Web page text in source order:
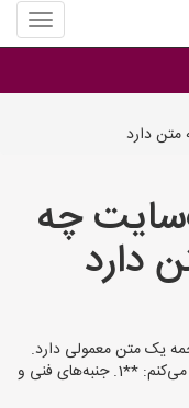
منوی
سایت
ترجمه
دارد
چه
دارد
یک متن معمولی دارد.
در اینجا به برخی از مهم‌ترین این تفاوت‌ها اشاره می‌کنم: **1. جنبه‌های فنی و